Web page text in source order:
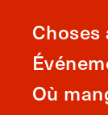
Choses
Où